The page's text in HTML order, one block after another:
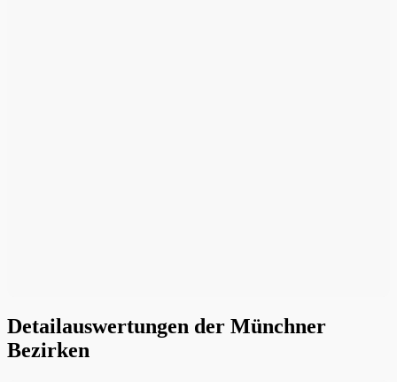
Detailauswertungen der Münchner
Bezirken